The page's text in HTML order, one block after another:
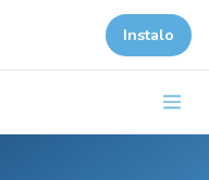
Instalo